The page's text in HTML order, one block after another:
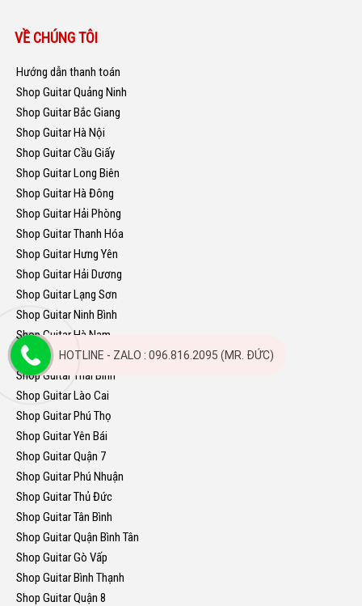
VỀ CHÚNG TÔI
Hướng dẫn thanh toán
Shop Guitar Quảng Ninh
Shop Guitar Bắc Giang
Shop Guitar Hà Nội
Shop Guitar Cầu Giấy
Shop Guitar Long Biên
Shop Guitar Hà Đông
Shop Guitar Hải Phòng
Shop Guitar Thanh Hóa
Shop Guitar Hưng Yên
Shop Guitar Hải Dương
Shop Guitar Lạng Sơn
Shop Guitar Ninh Bình
Shop Guitar Hà Nam
Shop Guitar Nam Định
Shop Guitar Thái Bình
Shop Guitar Lào Cai
Shop Guitar Phú Thọ
Shop Guitar Yên Bái
Shop Guitar Quận 7
Shop Guitar Phú Nhuận
Shop Guitar Thủ Đức
Shop Guitar Tân Bình
Shop Guitar Quận Bình Tân
Shop Guitar Gò Vấp
Shop Guitar Bình Thạnh
Shop Guitar Quận 8
HOTLINE - ZALO : 096.816.2095 (MR. ĐỨC)